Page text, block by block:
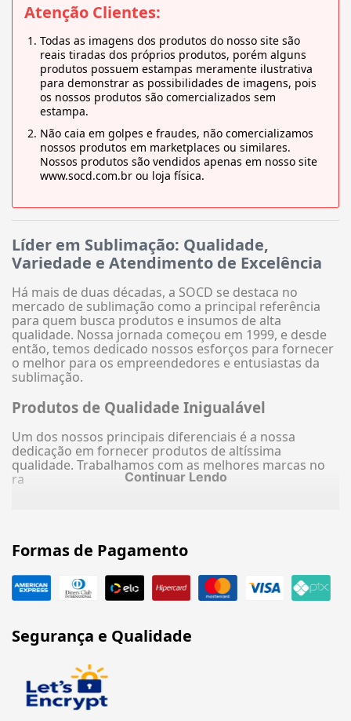
Atenção Clientes:
Todas as imagens dos produtos do nosso site são
reais tiradas dos próprios produtos, porém alguns
produtos possuem estampas meramente ilustrativa
para demonstrar as possibilidades de imagens, pois
os nossos produtos são comercializados sem
estampa.
Não caia em golpes e fraudes, não comercializamos
nossos produtos em marketplaces ou similares.
Nossos produtos são vendidos apenas em nosso site
www.socd.com.br ou loja física.
Líder em Sublimação: Qualidade,
Variedade e Atendimento de Excelência
Há mais de duas décadas, a SOCD se destaca no
mercado de sublimação como a principal referência
para quem busca produtos e insumos de alta
qualidade. Nossa jornada começou em 1999, e desde
então, temos dedicado nossos esforços para fornecer
o melhor para os empreendedores e entusiastas da
sublimação.
Produtos de Qualidade Inigualável
Um dos nossos principais diferenciais é a nossa
dedicação em fornecer produtos de altíssima
qualidade. Trabalhamos com as melhores marcas no
ra
Continuar Lendo
Formas de Pagamento
Segurança e Qualidade